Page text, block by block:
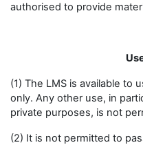
authorised to provide
(1) The LMS is available to
only. Any other use, in
private purposes, is not
(2) It is not permitted to